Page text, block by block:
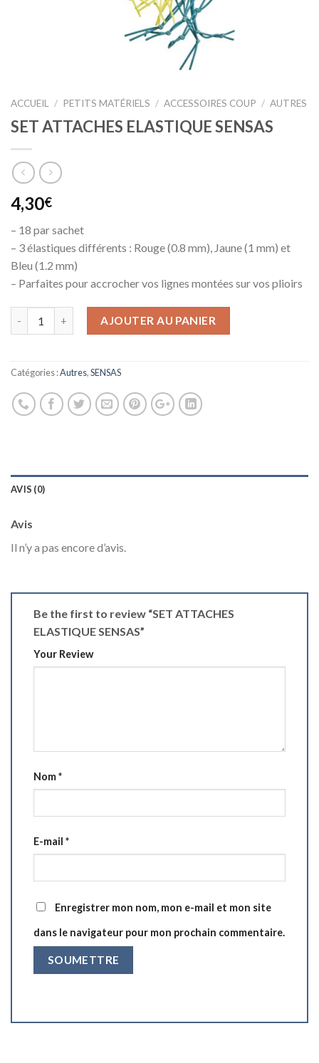
ACCUEIL / PETITS MATÉRIELS / ACCESSOIRES COUP / AUTRES
SET ATTACHES ELASTIQUE SENSAS
4,30€
– 18 par sachet
– 3 élastiques différents : Rouge (0.8 mm), Jaune (1 mm) et
Bleu (1.2 mm)
– Parfaites pour accrocher vos lignes montées sur vos plioirs
AJOUTER AU PANIER
Catégories :Autres,SENSAS
AVIS (0)
Avis
Il n’y a pas encore d’avis.
Be the first to review “SET ATTACHES
ELASTIQUE SENSAS”
Your Review
Nom*
E-mail *
Enregistrer mon nom, mon e-mail et mon site
dans le navigateur pour mon prochain commentaire.